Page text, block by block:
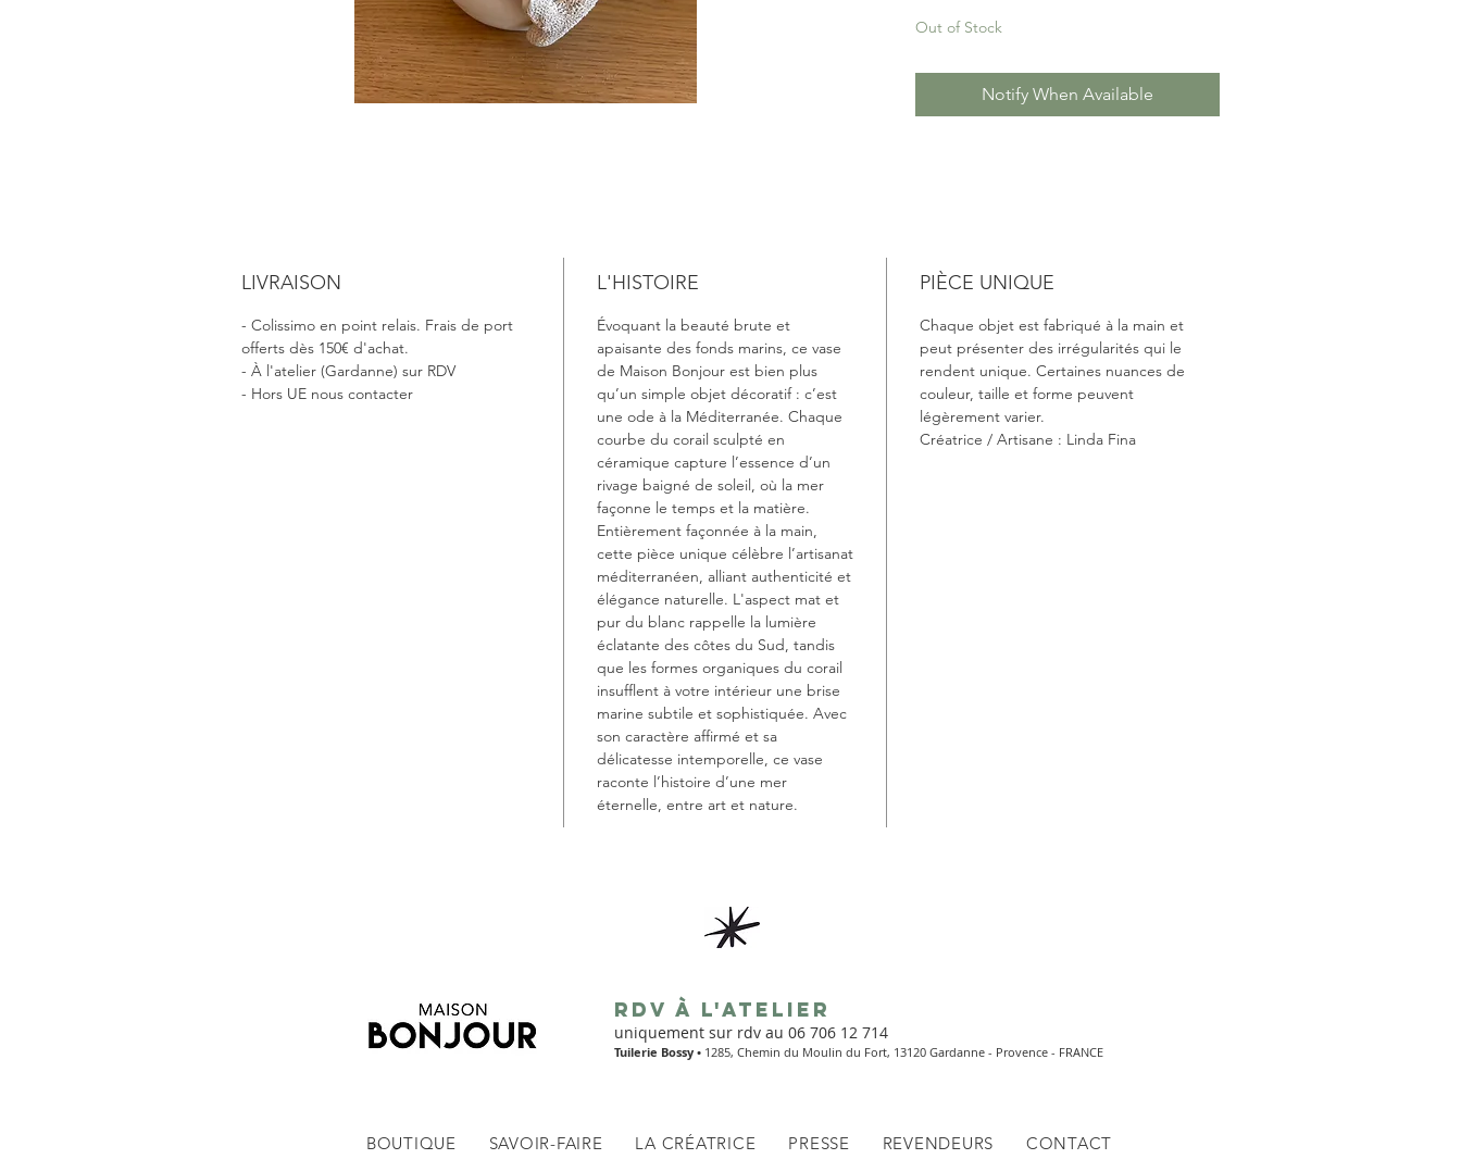
Out of Stock
Notify When Available
LIVRAISON
- Colissimo en point relais. Frais de port
offerts dès 150€ d'achat.
- À l'atelier (Gardanne) sur RDV
- Hors UE nous contacter
L'HISTOIRE
Évoquant la beauté brute et
apaisante des fonds marins, ce vase
de Maison Bonjour est bien plus
qu’un simple objet décoratif : c’est
une ode à la Méditerranée. Chaque
courbe du corail sculpté en
céramique capture l’essence d’un
rivage baigné de soleil, où la mer
façonne le temps et la matière.
Entièrement façonnée à la main,
cette pièce unique célèbre l’artisanat
méditerranéen, alliant authenticité et
élégance naturelle. L'aspect mat et
pur du blanc rappelle la lumière
éclatante des côtes du Sud, tandis
que les formes organiques du corail
insufflent à votre intérieur une brise
marine subtile et sophistiquée. Avec
son caractère affirmé et sa
délicatesse intemporelle, ce vase
raconte l’histoire d’une mer
éternelle, entre art et nature.
PIÈCE UNIQUE
Chaque objet est fabriqué à la main et
peut présenter des irrégularités qui le
rendent unique. Certaines nuances de
couleur, taille et forme peuvent
légèrement varier.
Créatrice / Artisane : Linda Fina
RDV à L'ATELIER
uniquement sur rdv au 06 706 12 714
Tuilerie Bossy • 1285, Chemin du Moulin du Fort, 13120 Gardanne - Provence - FRANCE
BOUTIQUE SAVOIR-FAIRE LA CRÉATRICE PRESSE REVENDEURS CONTACT